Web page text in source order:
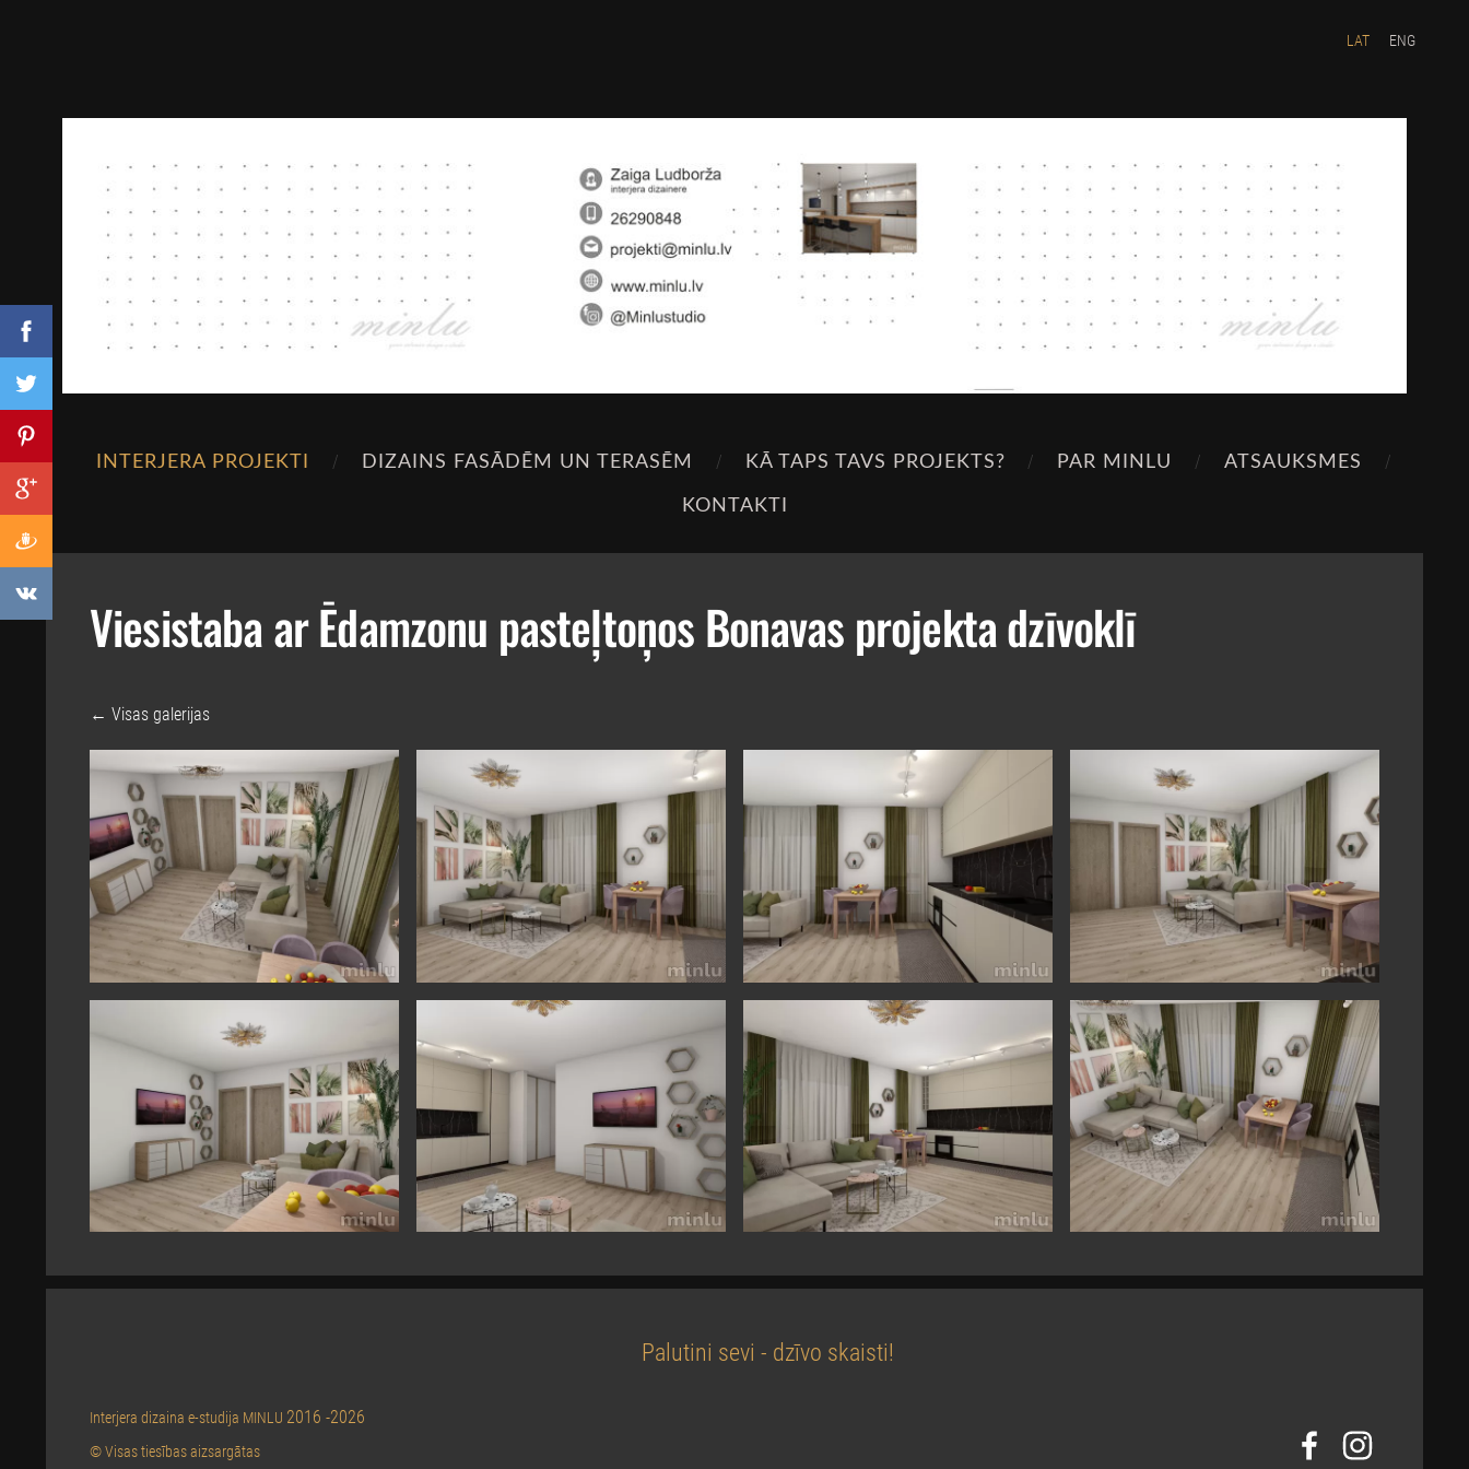
INTERJERA PROJEKTI DIZAINS FASĀDĒM UN TERASĒM KĀ TAPS TAVS PROJEKTS? PAR MINLU
ATSAUKSMES
KONTAKTI
LAT ENG
Viesistaba ar Ēdamzonu pasteļtoņos Bonavas projekta dzīvoklī
Visas galerijas
Palutini sevi - dzīvo skaisti!
Interjera dizaina e-studija MINLU 2016 -2026
© Visas tiesības aizsargātas